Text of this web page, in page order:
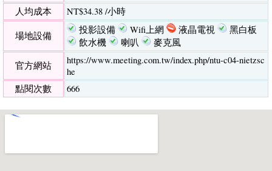
人均成本
NT$34.38 /小時
場地設備
投影設備 Wifi上網 液晶電視
黑白板
飲水機
喇叭
麥克風
官方網站
https://www.meeting.com.tw/index.php/ntu-c04-nietzsc
he
點閱次數
666